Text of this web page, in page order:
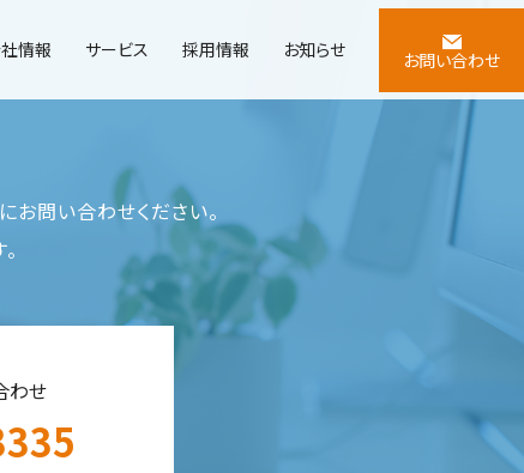
情報 サービス 採用情報 お知らせ お問い合わせ
問い合わせください。
わせ